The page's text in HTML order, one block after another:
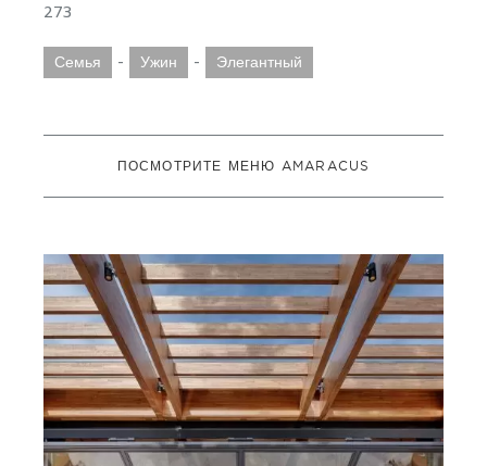
273
Семья - Ужин - Элегантный
ПОСМОТРИТЕ МЕНЮ AMARACUS